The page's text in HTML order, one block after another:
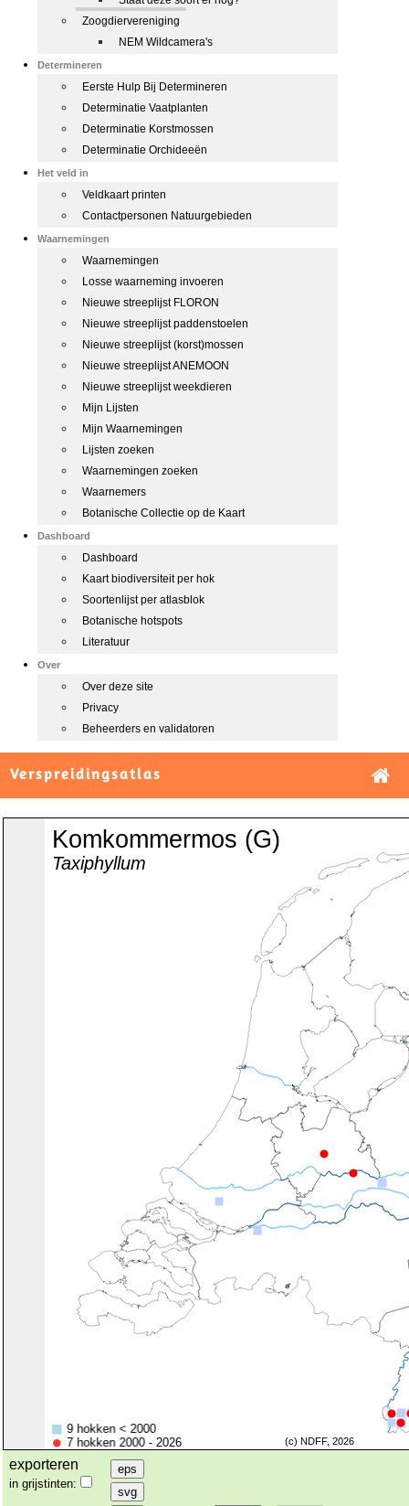
Zoogdiervereniging
NEM Wildcamera's
Determineren
Eerste Hulp Bij Determineren
Determinatie Vaatplanten
Determinatie Korstmossen
Determinatie Orchideeën
Het veld in
Veldkaart printen
Contactpersonen Natuurgebieden
Waarnemingen
Waarnemingen
Losse waarneming invoeren
Nieuwe streeplijst FLORON
Nieuwe streeplijst paddenstoelen
Nieuwe streeplijst (korst)mossen
Nieuwe streeplijst ANEMOON
Nieuwe streeplijst weekdieren
Mijn Lijsten
Mijn Waarnemingen
Lijsten zoeken
Waarnemingen zoeken
Waarnemers
Botanische Collectie op de Kaart
Dashboard
Dashboard
Kaart biodiversiteit per hok
Soortenlijst per atlasblok
Botanische hotspots
Literatuur
Over
Over deze site
Privacy
Beheerders en validatoren
Verspreidingsatlas